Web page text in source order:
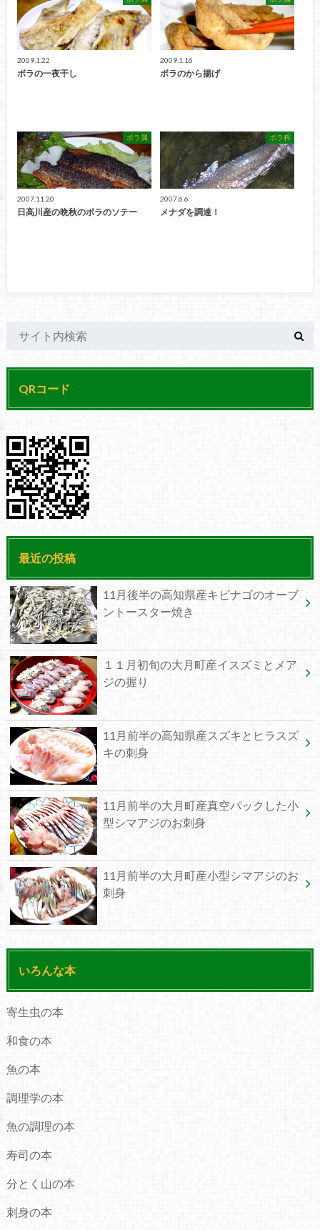
2009.1.22
ボラの一夜干し
2009.1.16
ボラのから揚げ
ボラ属
2007.11.20
日高川産の晩秋のボラのソテー
ボラ科
2007.6.6
メナダを調達！
QRコード
最近の投稿
11月後半の高知県産キビナゴのオーブ
ントースター焼き
１１月初旬の大月町産イスズミとメア
ジの握り
11月前半の高知県産スズキとヒラスズ
キの刺身
11月前半の大月町産真空パックした小
型シマアジのお刺身
11月前半の大月町産小型シマアジのお
刺身
いろんな本
寄生虫の本
和食の本
魚の本
調理学の本
魚の調理の本
寿司の本
分とく山の本
刺身の本